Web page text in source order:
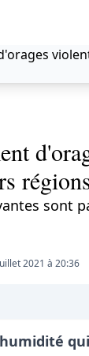
sont
2021 à 20:36